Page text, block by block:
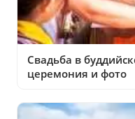
Свадьба в
церемония и фото